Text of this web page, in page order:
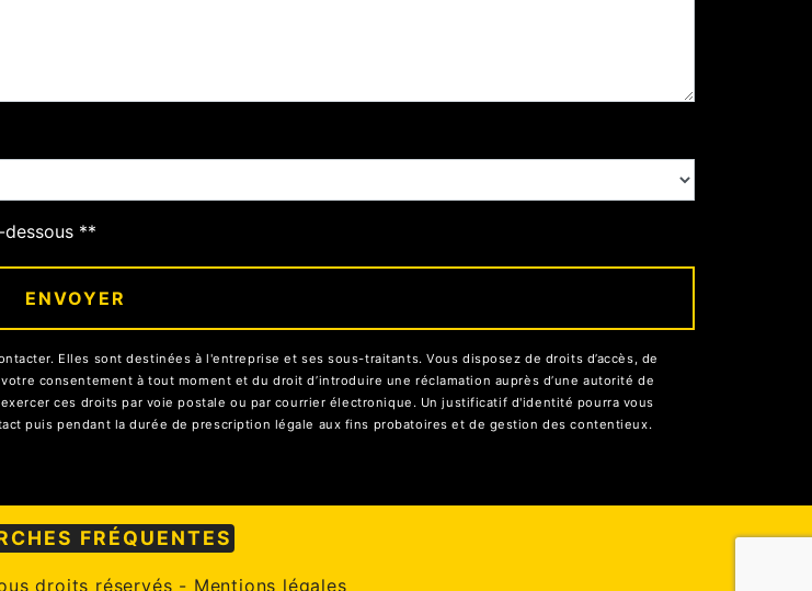
**
ENVOYER
Elles sont destinées à l'entreprise et ses sous-traitants. Vous disposez de droits d’accès, de
consentement à tout moment et du droit d’introduire une réclamation auprès d’une autorité de
ces droits par voie postale ou par courrier électronique. Un justificatif d'identité pourra vous
puis pendant la durée de prescription légale aux fins probatoires et de gestion des contentieux.
FRÉQUENTES
droits réservés - Mentions légales